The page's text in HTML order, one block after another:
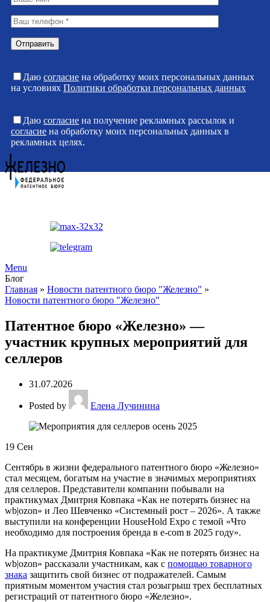
Даю согласие на обработку моих персональных данных
на условиях Политики обработки персональных данных
Даю согласие на получение рекламных рассылок и
согласие на обработку моих персональных данных в
рекламных целях.
Menu
Блог
Главная » Новости патентного бюро "Железно" »
Новости патентного бюро "Железно"
Патентное бюро «Железно» —
участник крупных мероприятий для
селлеров
31.07.2026
Posted by Елена Лучинина
19 Сен
Сентябрь в жизни федерального патентного бюро «Железно»
стал месяцем, богатым на участие в значимых мероприятиях
для селлеров. Представители компании побывали на
практикумах Дмитрия Ковпака «Как не потерять бизнес на
wb|ozon» и Лео Шевченко «Системный рост – 2026». А также
выступили на конференции HouseHold Expo с темой «Что
необходимо для построения бренда в e-com в 2025 году».
На практикуме Дмитрия Ковпака «Как не потерять бизнес на
wb|ozon» рассказали участникам, как с помощью товарного
знака защитить свой бизнес от подражателей. Самым
приятным моментом участия стал розыгрыш трех бесплатных
регистраций от патентного бюро «Железно».